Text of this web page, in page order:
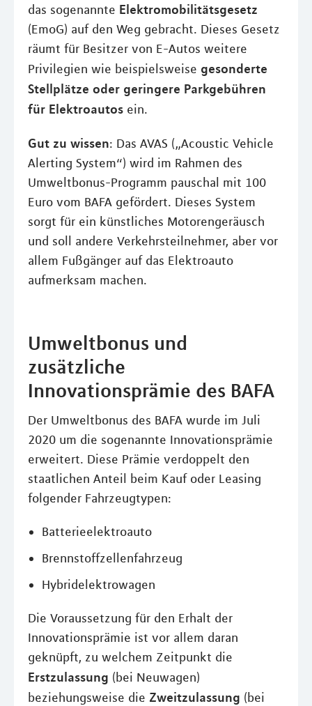
das sogenannte Elektromobilitätsgesetz
(EmoG) auf den Weg gebracht. Dieses Gesetz
räumt für Besitzer von E-Autos weitere
Privilegien wie beispielsweise gesonderte
Stellplätze oder geringere Parkgebühren
für Elektroautos ein.
Gut zu wissen: Das AVAS („Acoustic Vehicle
Alerting System“) wird im Rahmen des
Umweltbonus-Programm pauschal mit 100
Euro vom BAFA gefördert. Dieses System
sorgt für ein künstliches Motorengeräusch
und soll andere Verkehrsteilnehmer, aber vor
allem Fußgänger auf das Elektroauto
aufmerksam machen.
Umweltbonus und
zusätzliche
Innovationsprämie des BAFA
Der Umweltbonus des BAFA wurde im Juli
2020 um die sogenannte Innovationsprämie
erweitert. Diese Prämie verdoppelt den
staatlichen Anteil beim Kauf oder Leasing
folgender Fahrzeugtypen:
Batterieelektroauto
Brennstoffzellenfahrzeug
Hybridelektrowagen
Die Voraussetzung für den Erhalt der
Innovationsprämie ist vor allem daran
geknüpft, zu welchem Zeitpunkt die
Erstzulassung (bei Neuwagen)
beziehungsweise die Zweitzulassung (bei